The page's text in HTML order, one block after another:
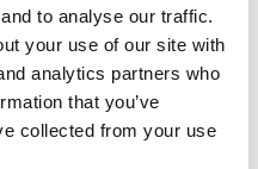
to analyse our traffic.
your use of our site with
analytics partners who
that you’ve
collected from your use
ASC Alu-Steg 300 Länge
3 m